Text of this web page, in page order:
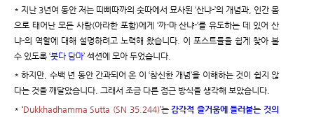
* 지난 3년여 동안 저는 띠삐따까의 숫따에서 묘사된 ‘산냐-’의 개념과, 인간 몸
으로 태어난 모든 사람(아라한 포함)에게 ‘까-마 산냐-’를 유도하는 데 있어 산
냐-의 역할에 대해 설명하려고 노력해 왔습니다. 이 포스트들을 쉽게 찾아 볼
수 있도록 ‘붓다 담마’ 섹션에 모아 두었습니다.
* 하지만, 수백 년 동안 간과되어 온 이 ‘참신한 개념’을 이해하는 것이 쉽지 않
다는 것을 깨달았습니다. 그래서 조금 다른 접근 방식을 생각해 보았습니다.
* ‘Dukkhadhamma Sutta (SN 35.244)’는감각적 즐거움에 들러붙는 것의